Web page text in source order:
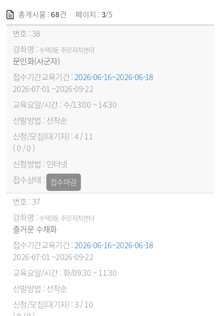
총게시물 :68건 페이지 : 3/5
38
수택3동 주민자치센터
문인화(사군자)
2026-06-16~2026-06-18
2026-07-01 ~2026-09-22
수/13:00 ~ 14:30
선착순
4 / 11
( 0 / 0 )
인터넷
접수마감
37
수택3동 주민자치센터
즐거운 수채화
2026-06-16~2026-06-18
2026-07-01 ~2026-09-22
화/09:30 ~ 11:30
선착순
3 / 10